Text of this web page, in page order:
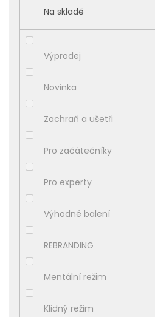
ů
Na skladě
Výprodej
Novinka
Zachraň a ušetři
Pro začátečníky
Pro experty
Výhodné balení
REBRANDING
Mentální režim
Klidný režim